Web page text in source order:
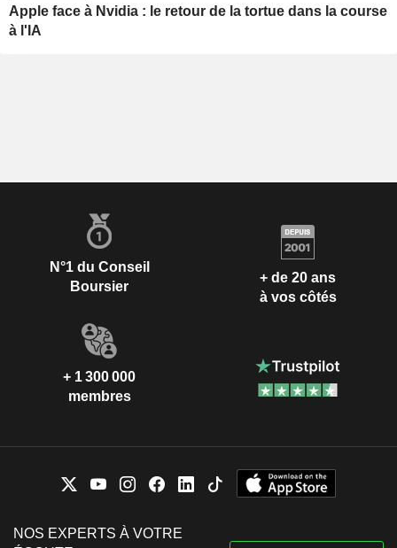
Apple face à Nvidia : le retour de la tortue dans la course
à l'IA
N°1 du Conseil
Boursier
+ de 20 ans
à vos côtés
+ 1 300 000
membres
NOS EXPERTS À VOTRE